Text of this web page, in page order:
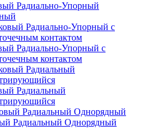
Радиально-Упорный
Радиально-Упорный с
контактом
Радиальный
Радиальный Однорядный